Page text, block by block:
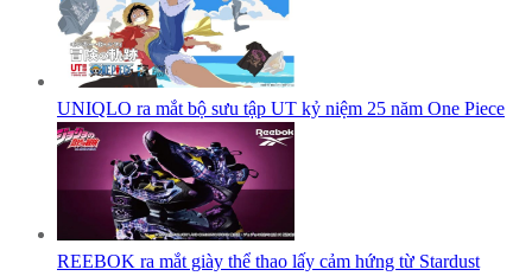
UNIQLO ra mắt bộ sưu tập UT kỷ niệm 25 năm One Piece
REEBOK ra mắt giày thể thao lấy cảm hứng từ Stardust